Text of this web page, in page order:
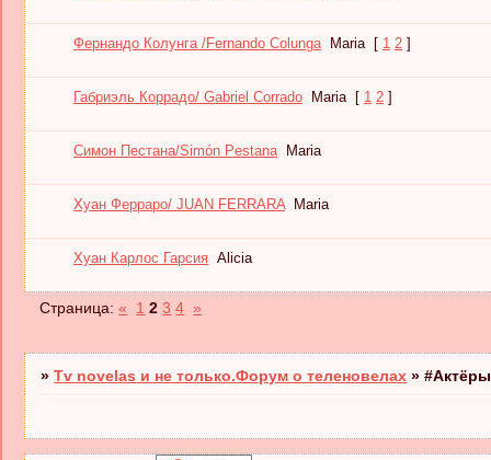
Фернандо Колунга /Fernando Colunga Maria [ 1 2 ]
Габриэль Коррадо/ Gabriel Corrado Maria [ 1 2 ]
Симон Пестана/Simón Pestana Maria
Хуан Ферраро/ JUAN FERRARA Maria
Хуан Карлос Гарсия Alicia
Страница:« 1 2 3 4 »
»Tv novelas и не только.Форум о теленовелах »